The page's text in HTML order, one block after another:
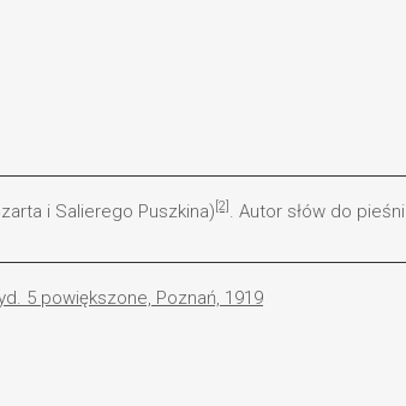
i Salierego Puszkina) [2] . Autor słów do pieśni
5 powiększone, Poznań, 1919